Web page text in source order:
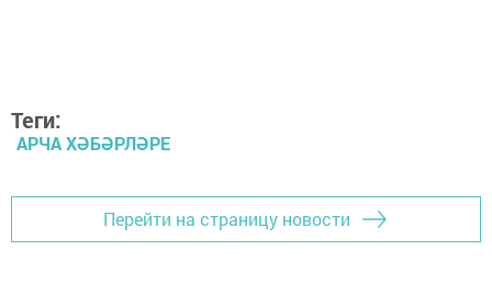
Теги:
АРЧА ХӘБӘРЛӘРЕ
Перейти на страницу новости